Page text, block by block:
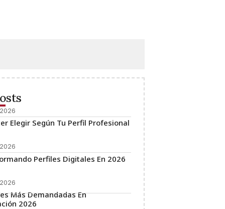
Elegir Según Tu Perfil Profesional
Perfiles Digitales En 2026
Más Demandadas En
2026